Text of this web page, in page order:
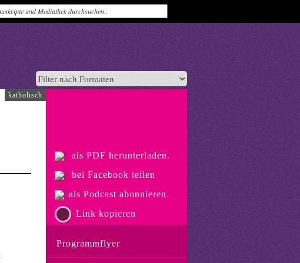
katholisch
als PDF herunterladen.
bei Facebook teilen
als Podcast abonnieren
Link kopieren
Programmflyer